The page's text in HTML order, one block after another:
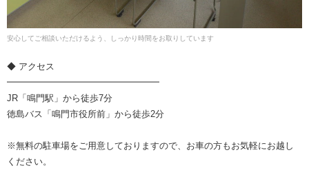
安心してご相談いただけるよう、しっかり時間をお取りしています
◆ アクセス
━━━━━━━━━━━━━━━━━
JR「鳴門駅」から徒歩7分
徳島バス「鳴門市役所前」から徒歩2分
※無料の駐車場をご用意しておりますので、お車の方もお気軽にお越し
ください。